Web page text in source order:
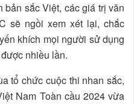
sắc Việt, các giá trị văn
sẽ ngồi xem xét lại, chắc
khích mọi người sử dụng
nhiều lần.
tổ chức cuộc thi nhan sắc,
Nam Toàn cầu 2024 vừa